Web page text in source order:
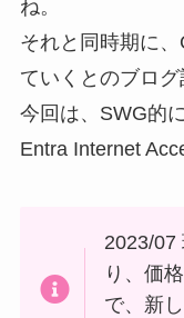
ね。
それと同時期に
ていくとのブログ
今回は、SWG的
Entra Internet
2023/07
り、価
で、新